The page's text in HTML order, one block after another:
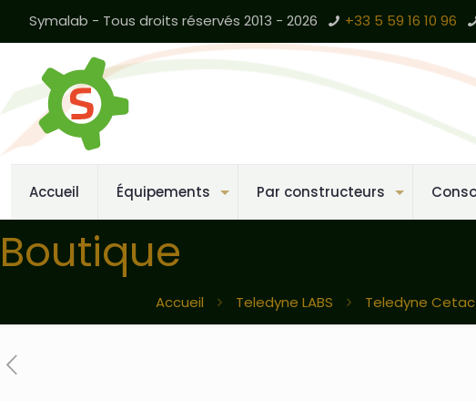
Symalab - Tous droits réservés 2013 - 2026 +33 5 59 16 10 96
Accueil Équipements Par constructeurs
Boutique
Accueil Teledyne LABS Teledyne Cetac